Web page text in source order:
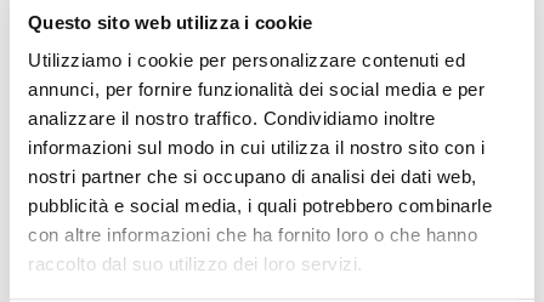
Questo sito web utilizza i cookie
Utilizziamo i cookie per personalizzare contenuti ed
annunci, per fornire funzionalità dei social media e per
analizzare il nostro traffico. Condividiamo inoltre
informazioni sul modo in cui utilizza il nostro sito con i
nostri partner che si occupano di analisi dei dati web,
pubblicità e social media, i quali potrebbero combinarle
con altre informazioni che ha fornito loro o che hanno
raccolto dal suo utilizzo dei loro servizi.
Gigi Proietti e Renzo
Arbore – Dove sta
Zazà
Serie C – Playoff
Matelica vs Renate